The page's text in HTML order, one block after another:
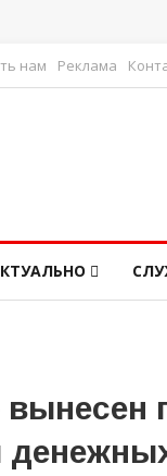
нам Реклама
вынесен